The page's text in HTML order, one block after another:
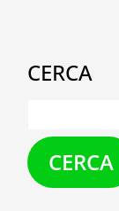
CERCA
CERCA